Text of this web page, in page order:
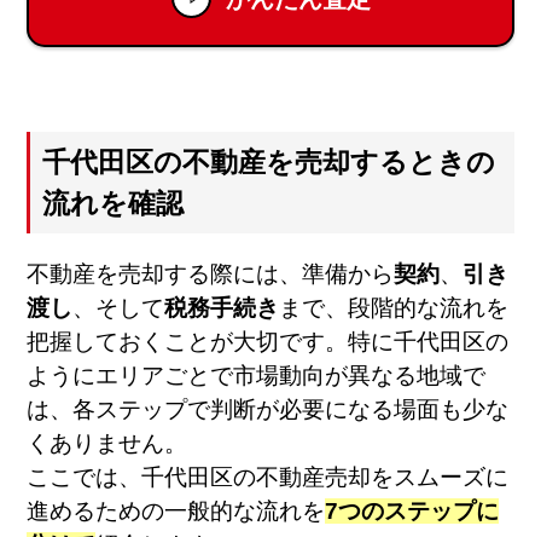
千代田区の不動産を売却するときの
流れを確認
不動産を売却する際には、準備から契約、 引き
渡し、そして税務手続き まで、段階的な流れを
把握しておくことが大切です。特に千代田区の
ようにエリアごとで市場動向が異なる地域で
は、各ステップで判断が必要になる場面も少な
くありません。
ここでは、千代田区の不動産売却をスムーズに
進めるための一般的な流れを7つのステップに